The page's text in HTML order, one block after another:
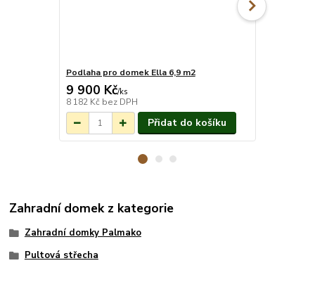
Podlaha pro domek Ella 6,9 m2
9 900 Kč/ks
8 182 Kč bez DPH
Přidat do košíku
Zahradní domek z kategorie
Zahradní domky Palmako
Pultová střecha